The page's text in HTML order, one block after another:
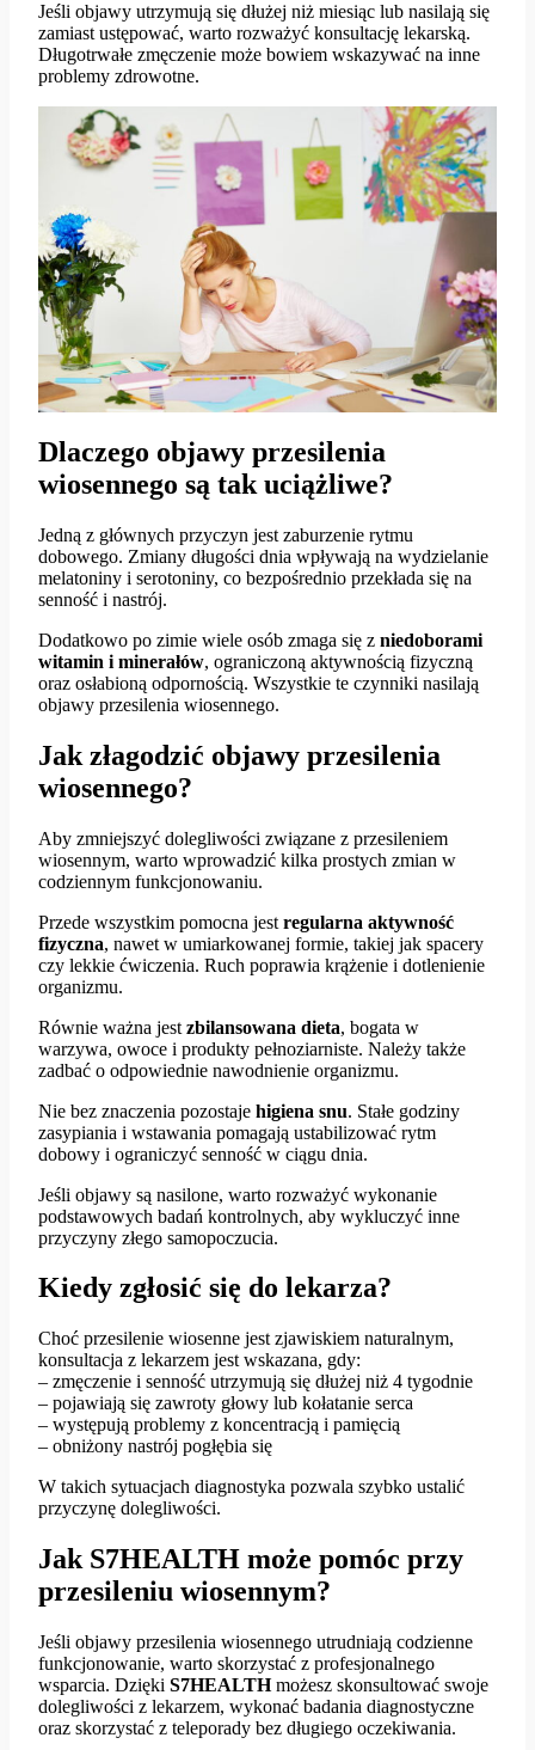
Jeśli objawy utrzymują się dłużej niż miesiąc lub nasilają się
zamiast ustępować, warto rozważyć konsultację lekarską.
Długotrwałe zmęczenie może bowiem wskazywać na inne
problemy zdrowotne.
Dlaczego objawy przesilenia
wiosennego są tak uciążliwe?
Jedną z głównych przyczyn jest zaburzenie rytmu
dobowego. Zmiany długości dnia wpływają na wydzielanie
melatoniny i serotoniny, co bezpośrednio przekłada się na
senność i nastrój.
Dodatkowo po zimie wiele osób zmaga się z niedoborami
witamin i minerałów, ograniczoną aktywnością fizyczną
oraz osłabioną odpornością. Wszystkie te czynniki nasilają
objawy przesilenia wiosennego.
Jak złagodzić objawy przesilenia
wiosennego?
Aby zmniejszyć dolegliwości związane z przesileniem
wiosennym, warto wprowadzić kilka prostych zmian w
codziennym funkcjonowaniu.
Przede wszystkim pomocna jest regularna aktywność
fizyczna, nawet w umiarkowanej formie, takiej jak spacery
czy lekkie ćwiczenia. Ruch poprawia krążenie i dotlenienie
organizmu.
Równie ważna jest zbilansowana dieta, bogata w
warzywa, owoce i produkty pełnoziarniste. Należy także
zadbać o odpowiednie nawodnienie organizmu.
Nie bez znaczenia pozostaje higiena snu. Stałe godziny
zasypiania i wstawania pomagają ustabilizować rytm
dobowy i ograniczyć senność w ciągu dnia.
Jeśli objawy są nasilone, warto rozważyć wykonanie
podstawowych badań kontrolnych, aby wykluczyć inne
przyczyny złego samopoczucia.
Kiedy zgłosić się do lekarza?
Choć przesilenie wiosenne jest zjawiskiem naturalnym,
konsultacja z lekarzem jest wskazana, gdy:
– zmęczenie i senność utrzymują się dłużej niż 4 tygodnie
– pojawiają się zawroty głowy lub kołatanie serca
– występują problemy z koncentracją i pamięcią
– obniżony nastrój pogłębia się
W takich sytuacjach diagnostyka pozwala szybko ustalić
przyczynę dolegliwości.
Jak S7HEALTH może pomóc przy
przesileniu wiosennym?
Jeśli objawy przesilenia wiosennego utrudniają codzienne
funkcjonowanie, warto skorzystać z profesjonalnego
wsparcia. Dzięki S7HEALTHmożesz skonsultować swoje
dolegliwości z lekarzem, wykonać badania diagnostyczne
oraz skorzystać z teleporady bez długiego oczekiwania.